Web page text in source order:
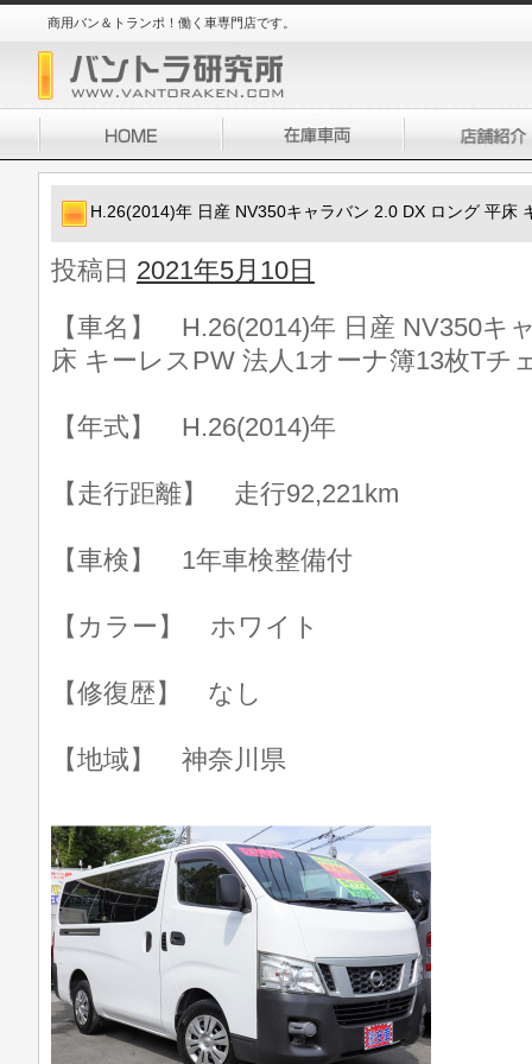
商用バン＆トランポ！働く車専門店です。
H.26(2014)年 日産 NV350キャラバン 2.0 DX ロング 平床
投稿日 2021年5月10日
【車名】 H.26(2014)年 日産 NV350キ
床 キーレスPW 法人1オーナ簿13枚Tチ
【年式】 H.26(2014)年
【走行距離】 走行92,221km
【車検】 1年車検整備付
【カラー】 ホワイト
【修復歴】 なし
【地域】 神奈川県